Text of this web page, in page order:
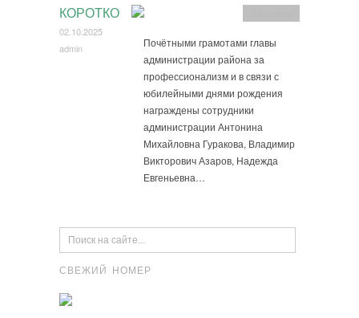
КОРОТКО
02.10.2025
admin
Почётными грамотами главы
администрации района за
профессионализм и в связи с
юбилейными днями рождения
награждены сотрудники
администрации Антонина
Михайловна Гуракова, Владимир
Викторович Азаров, Надежда
Евгеньевна…
СВЕЖИЙ НОМЕР